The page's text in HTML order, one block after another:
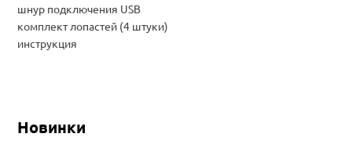
шнур подключения USB
комплект лопастей (4 штуки)
инструкция
Новинки